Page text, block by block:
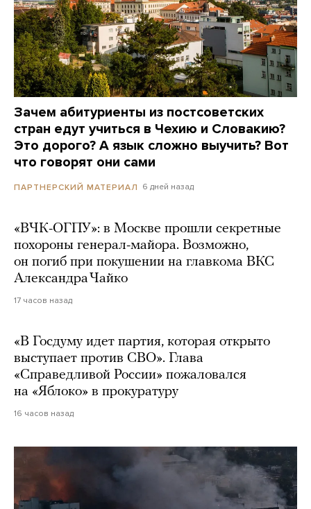
Зачем абитуриенты из постсоветских
стран едут учиться в Чехию и Словакию?
Это дорого? А язык сложно выучить? Вот
что говорят они сами
ПАРТНЕРСКИЙ МАТЕРИАЛ 6 дней назад
«ВЧК-ОГПУ»: в Москве прошли секретные
похороны генерал-майора. Возможно,
он погиб при покушении на главкома ВКС
Александра Чайко
17 часов назад
«В Госдуму идет партия, которая открыто
выступает против СВО». Глава
«Справедливой России» пожаловался
на «Яблоко» в прокуратуру
16 часов назад